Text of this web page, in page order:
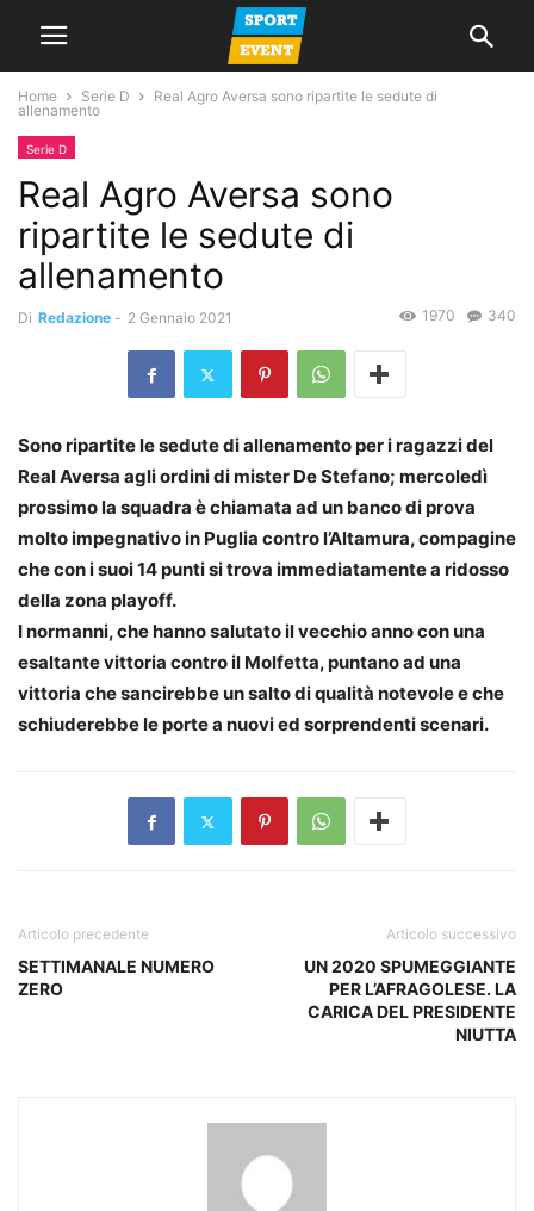
Home Serie D
Real Agro Aversa sono ripartite le sedute di
allenamento
Serie D
Real Agro Aversa sono
ripartite le sedute di
allenamento
Di Redazione - 2 Gennaio 2021 340
1970
Sono ripartite le sedute di allenamento per i ragazzi del
Real Aversa agli ordini di mister De Stefano; mercoledì
prossimo la squadra è chiamata ad un banco di prova
molto impegnativo in Puglia contro l’Altamura, compagine
che con i suoi 14 punti si trova immediatamente a ridosso
della zona playoff.
I normanni, che hanno salutato il vecchio anno con una
esaltante vittoria contro il Molfetta, puntano ad una
vittoria che sancirebbe un salto di qualità notevole e che
schiuderebbe le porte a nuovi ed sorprendenti scenari.
Articolo precedente
SETTIMANALE NUMERO
ZERO
Articolo successivo
UN 2020 SPUMEGGIANTE
PER L’AFRAGOLESE. LA
CARICA DEL PRESIDENTE
NIUTTA